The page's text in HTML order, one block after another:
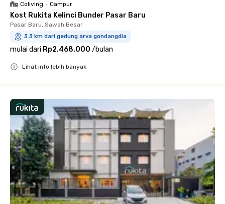
Coliving • Campur
Kost Rukita Kelinci Bunder Pasar Baru
Pasar Baru, Sawah Besar
3.3 km dari gedung arva gondangdia
mulai dari Rp2.468.000 /bulan
Lihat info lebih banyak